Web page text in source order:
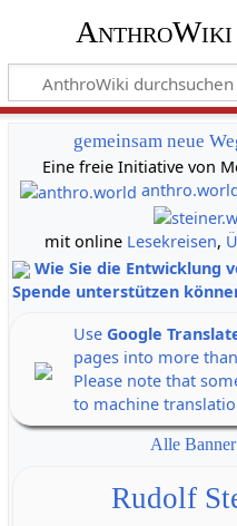
AnthroWiki
gemeinsam neue
Eine freie Initiative von
mit online Lesekreisen,
Wie Sie die Entwicklung
Spende unterstützen
Use Google
pages into more
Please note that
to machine
Alle
Rudolf